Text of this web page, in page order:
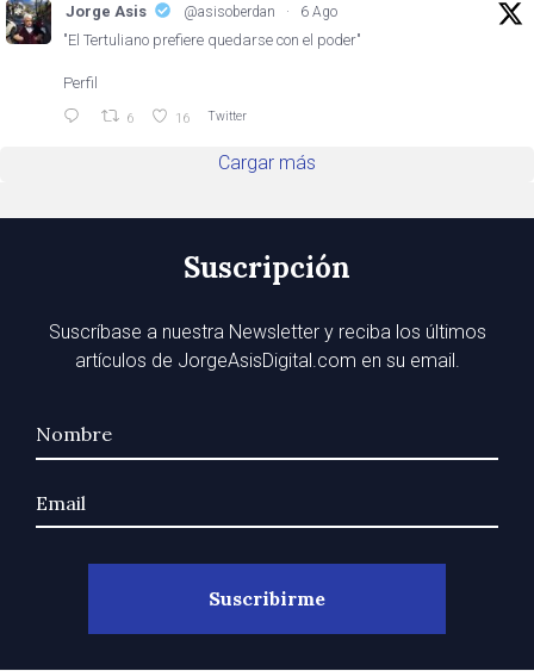
Jorge Asis @asisoberdan · 6 Ago
"El Tertuliano prefiere quedarse con el poder"
Perfil
6 16 Twitter
Cargar más
Suscripción
Suscríbase a nuestra Newsletter y reciba los últimos
artículos de JorgeAsisDigital.com en su email.